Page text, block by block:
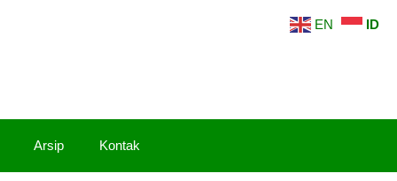
Arsip Kontak
EN ID